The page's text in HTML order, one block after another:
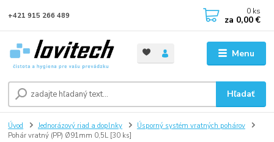
Menu
Hľadať
+421 915 266 489 0 ks
za 0,00 €
Úvod Jednorázový riad a doplnky
Úsporný systém vratných pohárov
Pohár vratný (PP) Ø91mm 0,5L [30 ks]